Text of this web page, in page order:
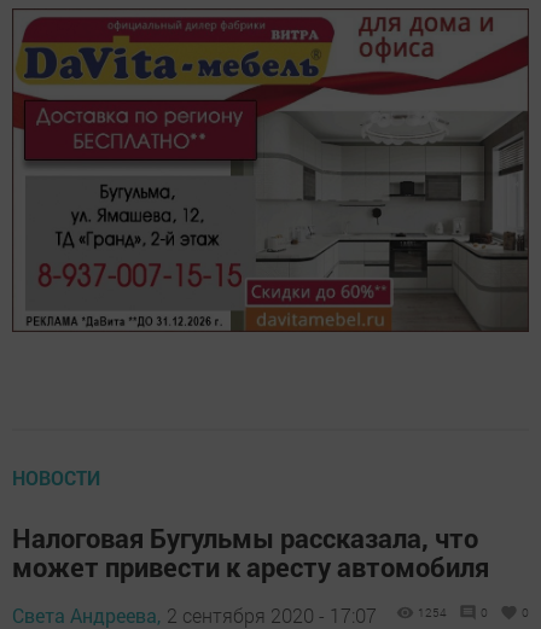
НОВОСТИ
Налоговая Бугульмы рассказала, что
может привести к аресту автомобиля
Света Андреева, 2 сентября 2020 - 17:07 1254 0 0